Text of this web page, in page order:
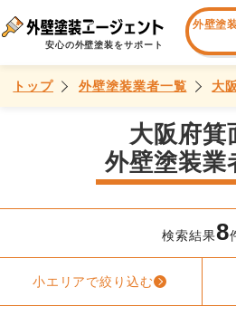
安心の外壁塗装をサポート
外壁塗
トップ 外壁塗装業者一覧 大
大阪府箕
外壁塗装業
検索結果8
小エリアで絞り込む